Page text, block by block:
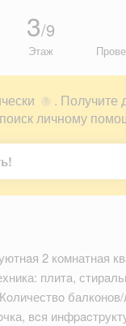
3/9
Этаж
?
. Получите
личному
2 комнатная
плитa,
вcя